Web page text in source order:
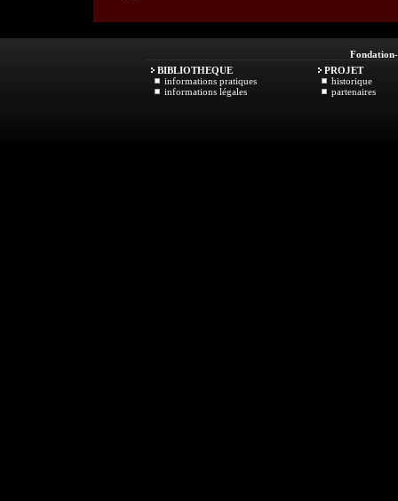
Fondation
BIBLIOTHEQUE
informations pratiques
informations légales
PROJET
historique
partenaires